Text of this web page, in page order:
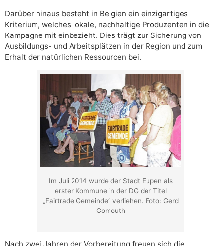
Darüber hinaus besteht in Belgien ein einzigartiges
Kriterium, welches lokale, nachhaltige Produzenten in die
Kampagne mit einbezieht. Dies trägt zur Sicherung von
Ausbildungs- und Arbeitsplätzen in der Region und zum
Erhalt der natürlichen Ressourcen bei.
Im Juli 2014 wurde der Stadt Eupen als
erster Kommune in der DG der Titel
„Fairtrade Gemeinde“ verliehen. Foto: Gerd
Comouth
Nach zwei Jahren der Vorbereitung freuen sich die